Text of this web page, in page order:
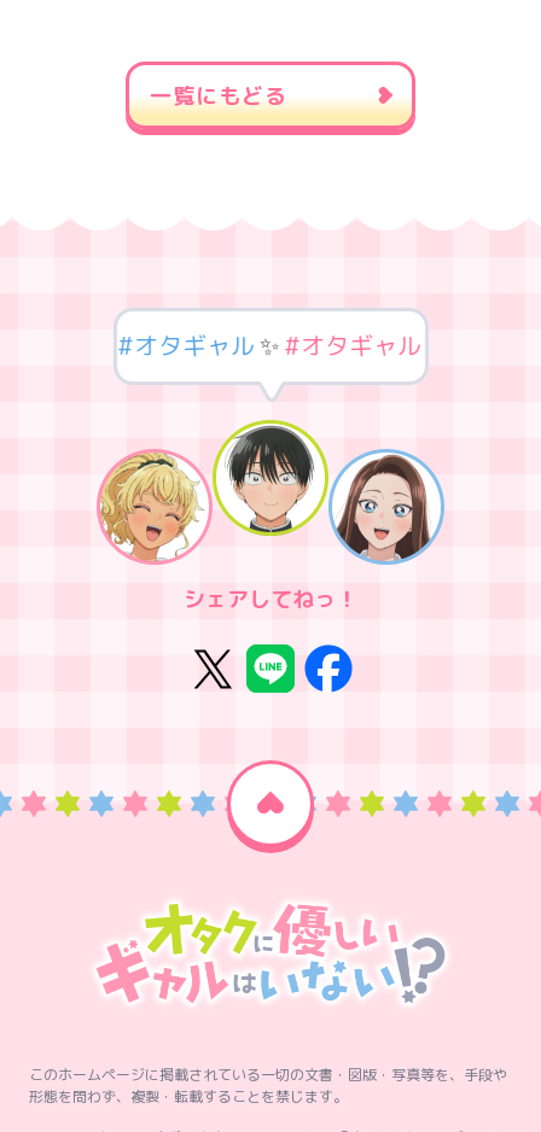
一覧にもどる
#オタギャル ✨#オタギャル
シェアしてねっ！
このホームページに掲載されている一切の文書・図版・写真等を、手段や
形態を問わず、複製・転載することを禁じます。